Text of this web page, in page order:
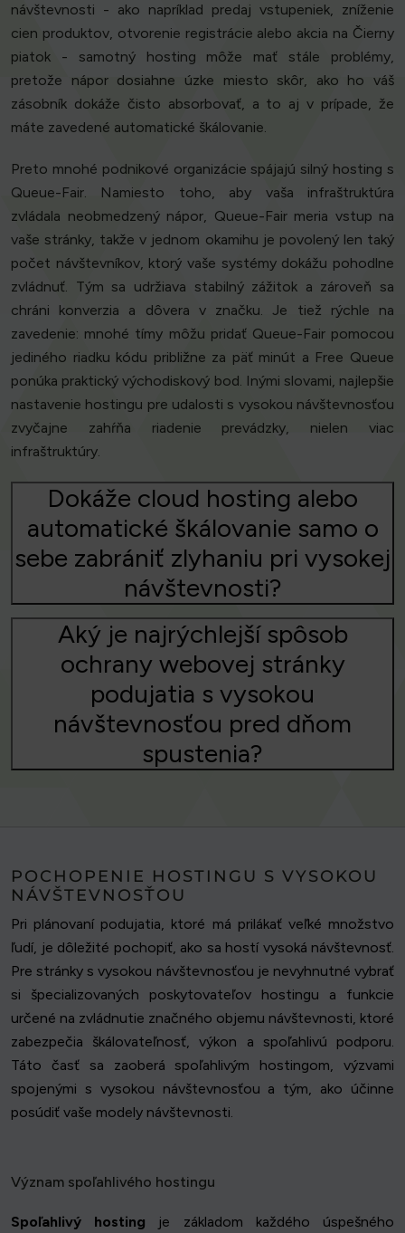
návštevnosti - ako napríklad predaj vstupeniek, zníženie
cien produktov, otvorenie registrácie alebo akcia na Čierny
piatok - samotný hosting môže mať stále problémy,
pretože nápor dosiahne úzke miesto skôr, ako ho váš
zásobník dokáže čisto absorbovať, a to aj v prípade, že
máte zavedené automatické škálovanie.
Preto mnohé podnikové organizácie spájajú silný hosting s
Queue-Fair. Namiesto toho, aby vaša infraštruktúra
zvládala neobmedzený nápor, Queue-Fair meria vstup na
vaše stránky, takže v jednom okamihu je povolený len taký
počet návštevníkov, ktorý vaše systémy dokážu pohodlne
zvládnuť. Tým sa udržiava stabilný zážitok a zároveň sa
chráni konverzia a dôvera v značku. Je tiež rýchle na
zavedenie: mnohé tímy môžu pridať Queue-Fair pomocou
jediného riadku kódu približne za päť minút a Free Queue
ponúka praktický východiskový bod. Inými slovami, najlepšie
nastavenie hostingu pre udalosti s vysokou návštevnosťou
zvyčajne zahŕňa riadenie prevádzky, nielen viac
infraštruktúry.
Dokáže cloud hosting alebo
automatické škálovanie samo o
sebe zabrániť zlyhaniu pri vysokej
návštevnosti?
Aký je najrýchlejší spôsob
ochrany webovej stránky
podujatia s vysokou
návštevnosťou pred dňom
spustenia?
POCHOPENIE HOSTINGU S VYSOKOU
NÁVŠTEVNOSŤOU
Pri plánovaní podujatia, ktoré má prilákať veľké množstvo
ľudí, je dôležité pochopiť, ako sa hostí vysoká návštevnosť.
Pre stránky s vysokou návštevnosťou je nevyhnutné vybrať
si špecializovaných poskytovateľov hostingu a funkcie
určené na zvládnutie značného objemu návštevnosti, ktoré
zabezpečia škálovateľnosť, výkon a spoľahlivú podporu.
Táto časť sa zaoberá spoľahlivým hostingom, výzvami
spojenými s vysokou návštevnosťou a tým, ako účinne
posúdiť vaše modely návštevnosti.
Význam spoľahlivého hostingu
Spoľahlivý hosting je základom každého úspešného